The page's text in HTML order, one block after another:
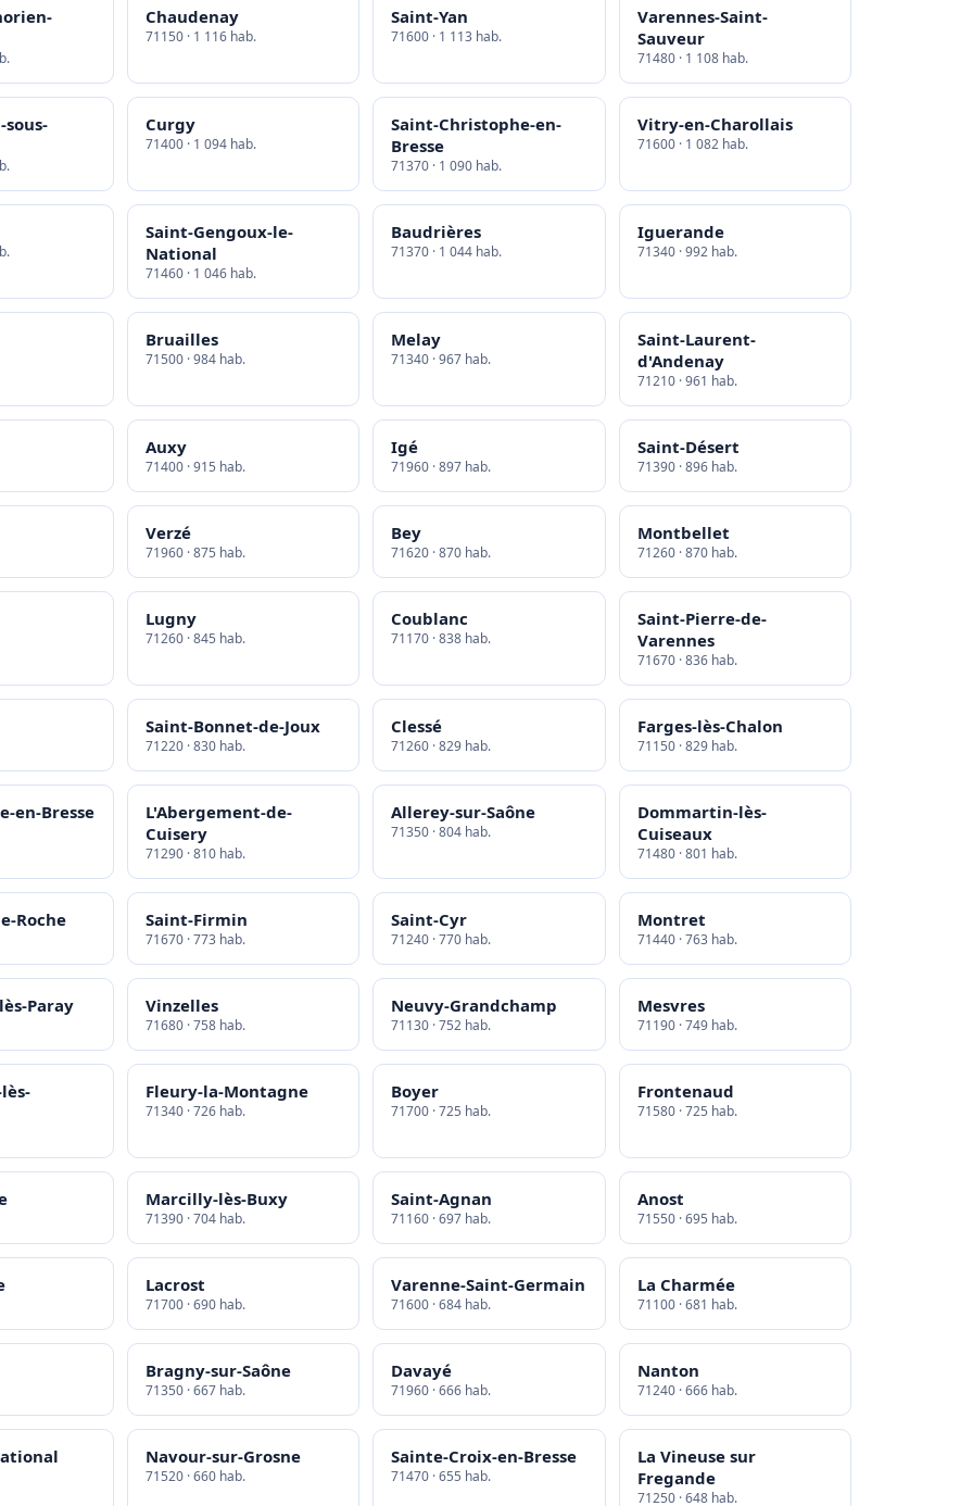
Chaudenay
71150 · 1 116 hab.
Saint-Yan
71600 · 1 113 hab.
Varennes-Saint-
Sauveur
71480 · 1 108 hab.
Curgy
71400 · 1 094 hab.
Saint-Christophe-en-
Bresse
71370 · 1 090 hab.
Vitry-en-Charollais
71600 · 1 082 hab.
Saint-Gengoux-le-
National
71460 · 1 046 hab.
Baudrières
71370 · 1 044 hab.
Iguerande
71340 · 992 hab.
Bruailles
71500 · 984 hab.
Melay
71340 · 967 hab.
Saint-Laurent-
d'Andenay
71210 · 961 hab.
Auxy
71400 · 915 hab.
Igé
71960 · 897 hab.
Saint-Désert
71390 · 896 hab.
Verzé
71960 · 875 hab.
Bey
71620 · 870 hab.
Montbellet
71260 · 870 hab.
Lugny
71260 · 845 hab.
Coublanc
71170 · 838 hab.
Saint-Pierre-de-
Varennes
71670 · 836 hab.
Saint-Bonnet-de-Joux
71220 · 830 hab.
Clessé
71260 · 829 hab.
Farges-lès-Chalon
71150 · 829 hab.
en-Bresse
L'Abergement-de-
Cuisery
71290 · 810 hab.
Allerey-sur-Saône
71350 · 804 hab.
Dommartin-lès-
Cuiseaux
71480 · 801 hab.
Roche Saint-Firmin
71670 · 773 hab.
Saint-Cyr
71240 · 770 hab.
Montret
71440 · 763 hab.
Paray Vinzelles
71680 · 758 hab.
Neuvy-Grandchamp
71130 · 752 hab.
Mesvres
71190 · 749 hab.
Fleury-la-Montagne
71340 · 726 hab.
Boyer
71700 · 725 hab.
Frontenaud
71580 · 725 hab.
Marcilly-lès-Buxy
71390 · 704 hab.
Saint-Agnan
71160 · 697 hab.
Anost
71550 · 695 hab.
Lacrost
71700 · 690 hab.
Varenne-Saint-Germain
71600 · 684 hab.
La Charmée
71100 · 681 hab.
Bragny-sur-Saône
71350 · 667 hab.
Davayé
71960 · 666 hab.
Nanton
71240 · 666 hab.
Navour-sur-Grosne
71520 · 660 hab.
Sainte-Croix-en-Bresse
71470 · 655 hab.
La Vineuse sur
Fregande
71250 · 648 hab.